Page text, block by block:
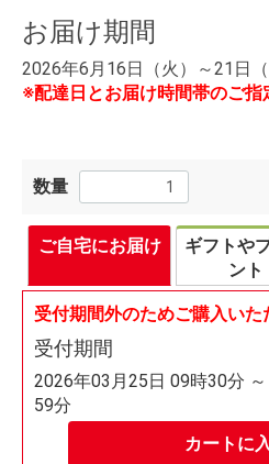
お届け期間
2026年6月16日（火）～21日（
※配達日とお届け時間帯のご指
数量
ご自宅にお届け
ギフトや
ント
カートに
受付期間外のためご購入いた
受付期間
2026年03月25日 09時30分
59分